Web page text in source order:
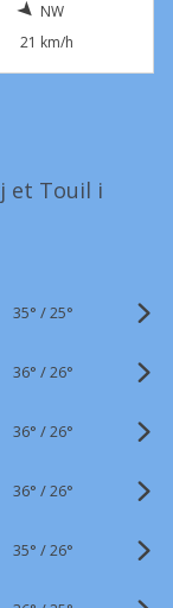
NW
21 km/h
et Touil i
35° /25°
36° /26°
36° /26°
36° /26°
35° /26°